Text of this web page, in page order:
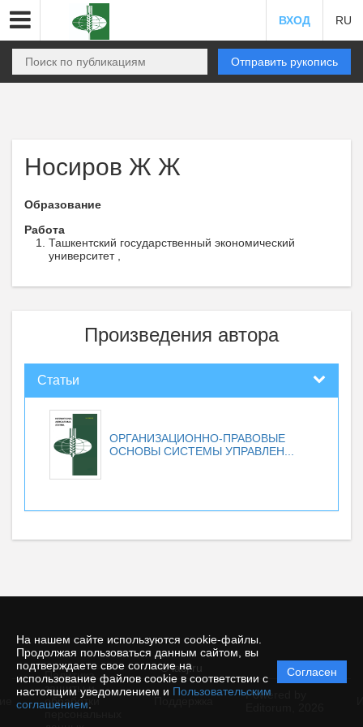
На нашем сайте используются cookie-файлы.
Продолжая пользоваться данным сайтом, вы
подтверждаете свое согласие на
использование файлов cookie в соответствии с
настоящим уведомлением и Пользовательским
соглашением
Согласен
ВХОД RU
Отправить рукопись
Носиров Ж Ж
Образование
Работа
Ташкентский государственный экономический
университет ,
Произведения автора
Статьи
ОРГАНИЗАЦИОННО-ПРАВОВЫЕ
ОСНОВЫ СИСТЕМЫ УПРАВЛЕН...
© iacj.ru
Политика
защиты и
обработки
Powered by